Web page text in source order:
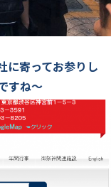
に寄ってお参りし
すね～